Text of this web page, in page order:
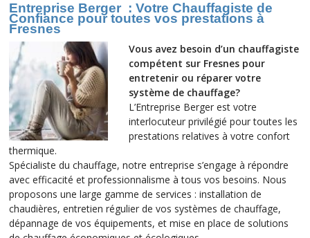
Entreprise Berger : Votre Chauffagiste de
Confiance pour toutes vos prestations à
Fresnes
Vous avez besoin d’un chauffagiste
compétent sur Fresnes pour
entretenir ou réparer votre
système de chauffage?
L’Entreprise Berger est votre
interlocuteur privilégié pour toutes les
prestations relatives à votre confort
thermique.
Spécialiste du chauffage, notre entreprise s’engage à répondre
avec efficacité et professionnalisme à tous vos besoins. Nous
proposons une large gamme de services : installation de
chaudières, entretien régulier de vos systèmes de chauffage,
dépannage de vos équipements, et mise en place de solutions